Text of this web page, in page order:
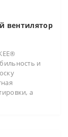
вентилятор
и
а